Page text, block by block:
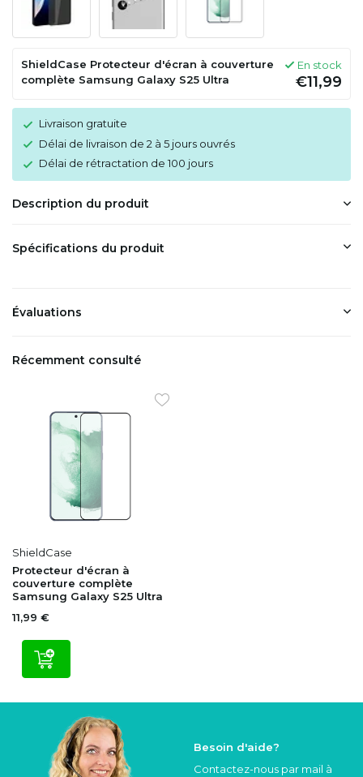
ShieldCase Protecteur d'écran à couverture
complète Samsung Galaxy S25 Ultra
En stock
€11,99
Livraison gratuite
Délai de livraison de 2 à 5 jours ouvrés
Délai de rétractation de 100 jours
Description du produit
Spécifications du produit
Évaluations
Récemment consulté
ShieldCase
Protecteur d'écran à
couverture complète
Samsung Galaxy S25 Ultra
11,99 €
Besoin d'aide?
Contactez-nous par mail à